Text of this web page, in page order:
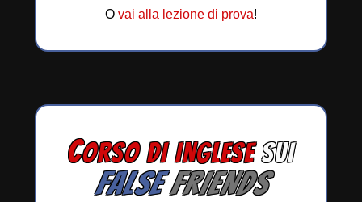
O vai alla lezione di prova!
CORSO DI INGLESESUI
FALSEFRIENDS